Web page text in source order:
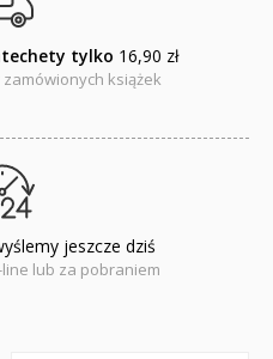
tylko 16,90 zł
książek
jeszcze dziś
line lub za pobraniem